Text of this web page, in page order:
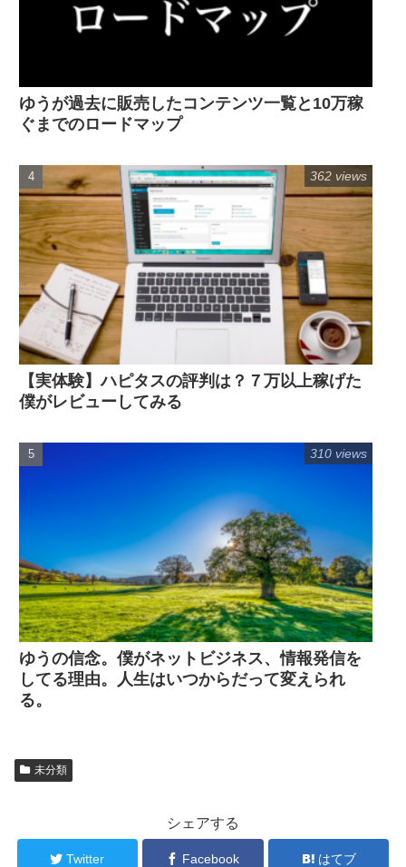
ゆうが過去に販売したコンテンツ一覧と10万稼
ぐまでのロードマップ
【実体験】ハピタスの評判は？７万以上稼げた
僕がレビューしてみる
362 views
ゆうの信念。僕がネットビジネス、情報発信を
してる理由。人生はいつからだって変えられ
る。
310 views
未分類
シェアする
Twitter Facebook はてブ